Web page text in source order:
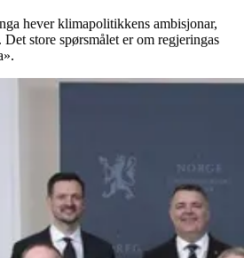
hever klimapolitikkens ambisjonar,
store spørsmålet er om regjeringas